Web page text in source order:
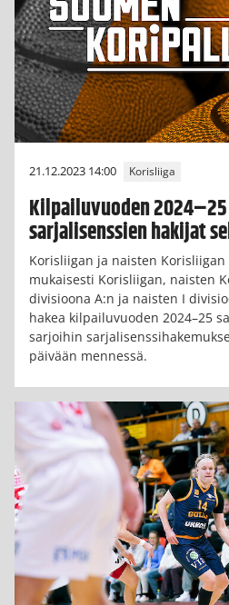
21.12.2023 14:00 Korisliiga
Kilpailuvuoden
sarjalisenssien hakijat
Korisliigan ja naisten
mukaisesti Korisliigan, naisten
divisioona A:n ja naisten I
hakea kilpailuvuoden 2024–25
sarjoihin
päivään mennessä.